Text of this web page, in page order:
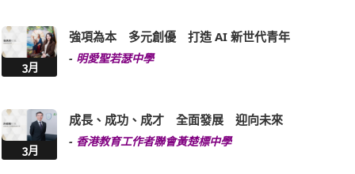
3月
強項為本 多元創優 打造 AI 新世代青年
- 明愛聖若瑟中學
3月
成長、成功、成才 全面發展 迎向未來
- 香港教育工作者聯會黃楚標中學